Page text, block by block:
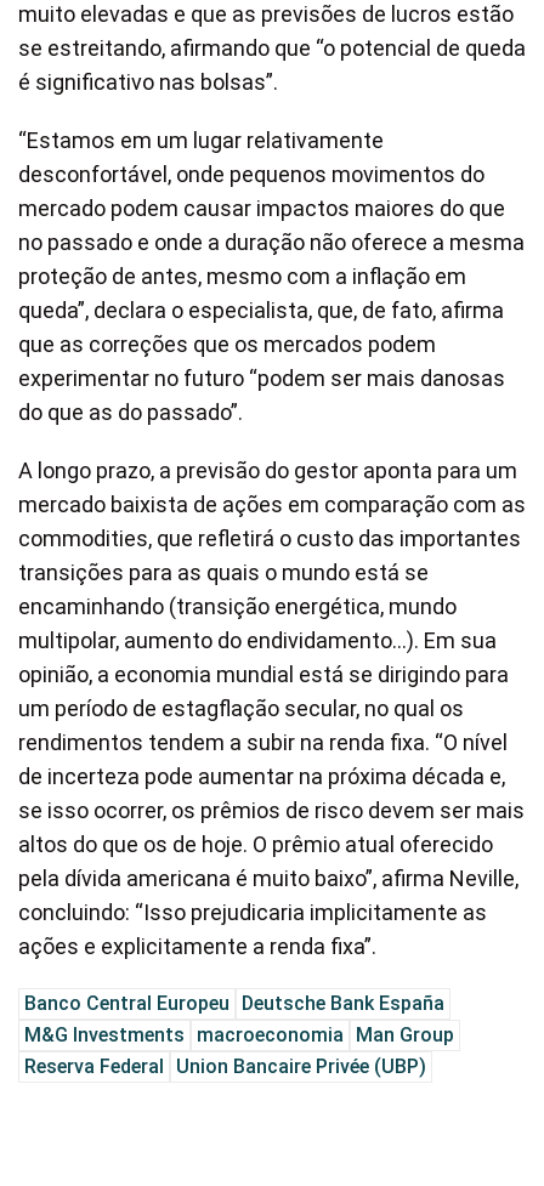
muito elevadas e que as previsões de lucros estão
se estreitando, afirmando que “o potencial de queda
é significativo nas bolsas”.
“Estamos em um lugar relativamente
desconfortável, onde pequenos movimentos do
mercado podem causar impactos maiores do que
no passado e onde a duração não oferece a mesma
proteção de antes, mesmo com a inflação em
queda”, declara o especialista, que, de fato, afirma
que as correções que os mercados podem
experimentar no futuro “podem ser mais danosas
do que as do passado”.
A longo prazo, a previsão do gestor aponta para um
mercado baixista de ações em comparação com as
commodities, que refletirá o custo das importantes
transições para as quais o mundo está se
encaminhando (transição energética, mundo
multipolar, aumento do endividamento…). Em sua
opinião, a economia mundial está se dirigindo para
um período de estagflação secular, no qual os
rendimentos tendem a subir na renda fixa. “O nível
de incerteza pode aumentar na próxima década e,
se isso ocorrer, os prêmios de risco devem ser mais
altos do que os de hoje. O prêmio atual oferecido
pela dívida americana é muito baixo”, afirma Neville,
concluindo: “Isso prejudicaria implicitamente as
ações e explicitamente a renda fixa”.
Banco Central Europeu
Deutsche Bank España
M&G Investments
macroeconomia
Man Group
Reserva Federal
Union Bancaire Privée (UBP)